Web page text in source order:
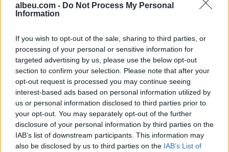
albeu.com - Do Not Process My Personal
Information
If you wish to opt-out of the sale, sharing to third parties, or
processing of your personal or sensitive information for
targeted advertising by us, please use the below opt-out
section to confirm your selection. Please note that after your
opt-out request is processed you may continue seeing
interest-based ads based on personal information utilized by
us or personal information disclosed to third parties prior to
your opt-out. You may separately opt-out of the further
disclosure of your personal information by third parties on the
IAB’s list of downstream participants. This information may
also be disclosed by us to third parties on the IAB’s List of
Ndryshimet janë pjesë e
futbollit”, Flick pranon
largimin e Araujo drejt
Liverpoolit
Arsenali refuzon largimin
e yllit pa siguruar më parë
pasuesin e tij